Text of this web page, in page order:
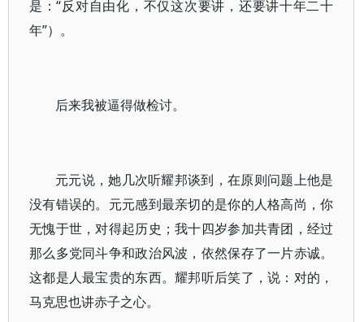
是：“反对自由化，不仅这次要讲，还要讲十年二十
年”）。
后来我被逼得做检讨。
元元说，她几次听耀邦谈到，在原则问题上他是
没有错误的。元元感到最亲切的是你的人格高尚，你
无愧于世，对得起历史；我十四岁参加共青团，经过
那么多党同斗争和政治风波，依然保存了一片赤诚。
这都是人最宝贵的东西。耀邦听后笑了，说：对的，
马克思也讲赤子之心。